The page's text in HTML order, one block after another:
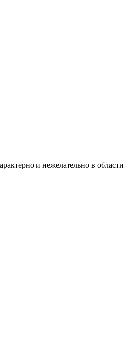
и нежелательно в области